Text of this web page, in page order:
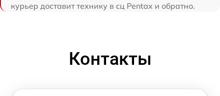
курьер доставит технику в сц Pentax и обратно.
Контакты